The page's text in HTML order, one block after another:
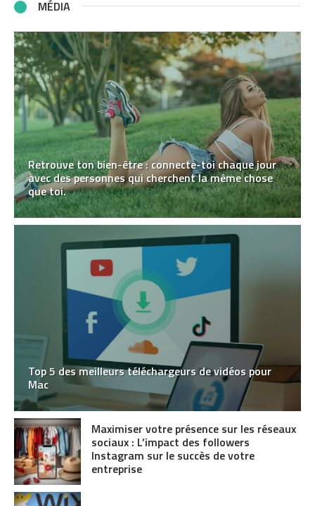
MÉDIA
Retrouve ton bien-être : connecte-toi chaque jour
avec des personnes qui cherchent la même chose
que toi.
Top 5 des meilleurs téléchargeurs de vidéos pour
Mac
Maximiser votre présence sur les réseaux
sociaux : L’impact des followers
Instagram sur le succès de votre
entreprise